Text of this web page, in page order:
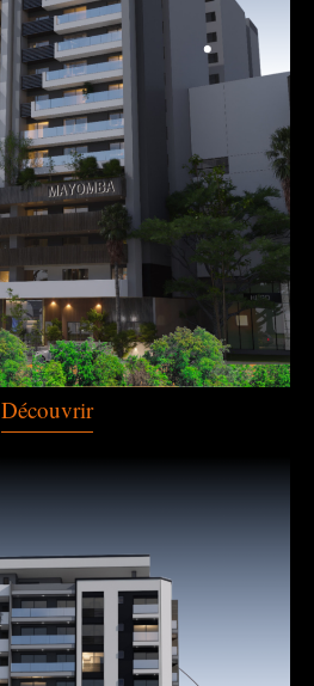
Découvrir